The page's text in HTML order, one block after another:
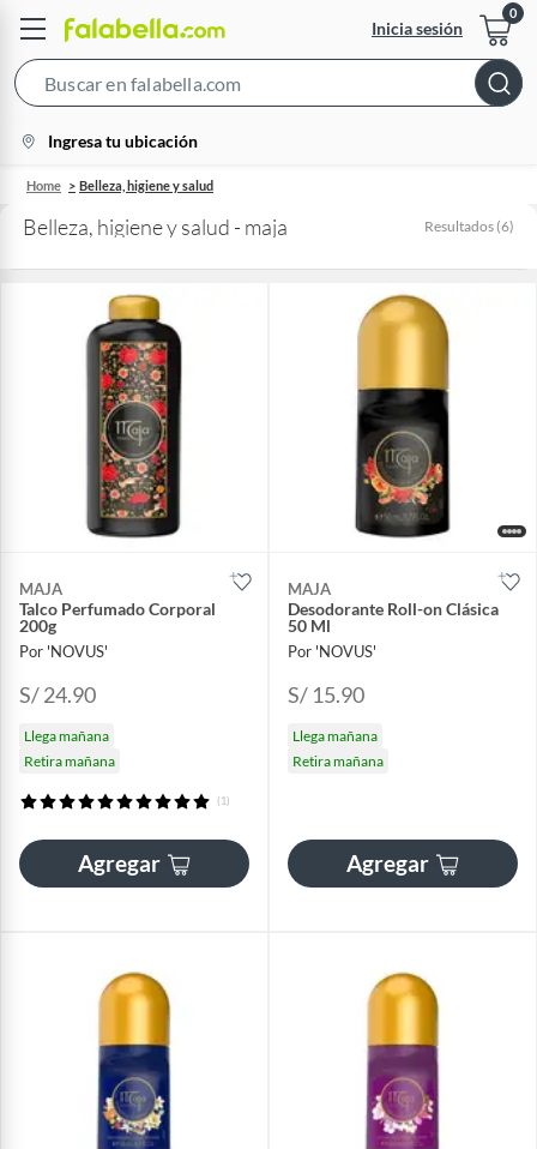
Inicia sesión
Bar
location-
icon
Ingresa tu ubicación
Home Belleza, higiene y salud
Belleza, higiene y salud - maja Resultados (6)
MAJA
Talco Perfumado Corporal
200g
Por 'NOVUS'
S/ 24.90
Llega mañana
Retira mañana
(1)
Agregar
MAJA
Desodorante Roll-on Clásica
50 Ml
Por 'NOVUS'
S/ 15.90
Llega mañana
Retira mañana
Agregar